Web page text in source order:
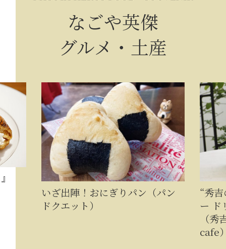
なごや英傑
グルメ・土産
ン（パン
“秀吉のごほうび”ブレンドコーヒ
ー ドリップバッグ 1箱5杯セット